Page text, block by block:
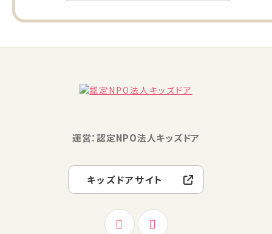
運営：認定NPO法人キッズドア
キッズドアサイト